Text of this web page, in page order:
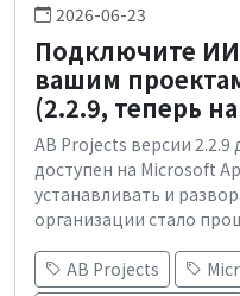
2026-06-23
Подключите
вашим
(2.2.9, теперь
AB Projects версии
доступен на Microsoft
устанавливать и
организации стало
AB Projects